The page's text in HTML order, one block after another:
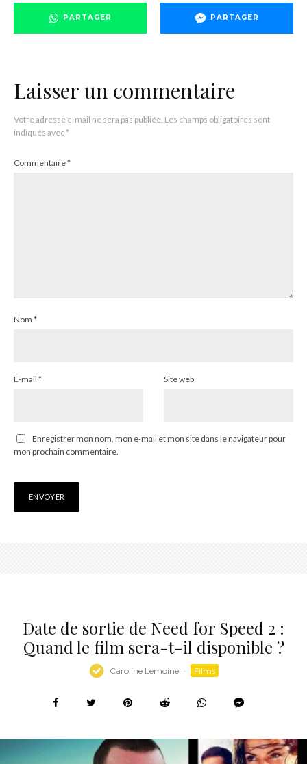
PARTAGER PARTAGER
Laisser un commentaire
Votre adresse e-mail ne sera pas publiée. Les champs obligatoires sont
indiqués avec*
Commentaire*
Nom *
E-mail * Site web
Enregistrer mon nom, mon e-mail et mon site dans le navigateur pour
mon prochain commentaire.
Date de sortie de Need for Speed 2 :
Quand le film sera-t-il disponible ?
Caroline Lemoine · Films